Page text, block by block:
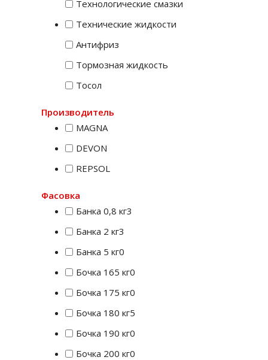
Технологические смазки
Технические жидкости
Антифриз
Тормозная жидкость
Тосол
Производитель
MAGNA
DEVON
REPSOL
Фасовка
Банка 0,8 кг3
Банка 2 кг3
Банка 5 кг0
Бочка 165 кг0
Бочка 175 кг0
Бочка 180 кг5
Бочка 190 кг0
Бочка 200 кг0